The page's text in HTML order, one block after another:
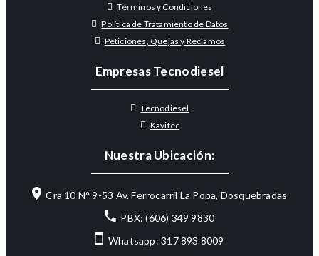
Términos y Condiciones
Política de Tratamiento de Datos
Peticiones, Quejas y Reclamos
Empresas Tecnodiesel
Tecnodiesel
Kavitec
Nuestra Ubicación:
Cra 10 N° 9-53 Av. Ferrocarril La Popa, Dosquebradas
PBX: (606) 349 9830
Whatsapp: 317 893 8009